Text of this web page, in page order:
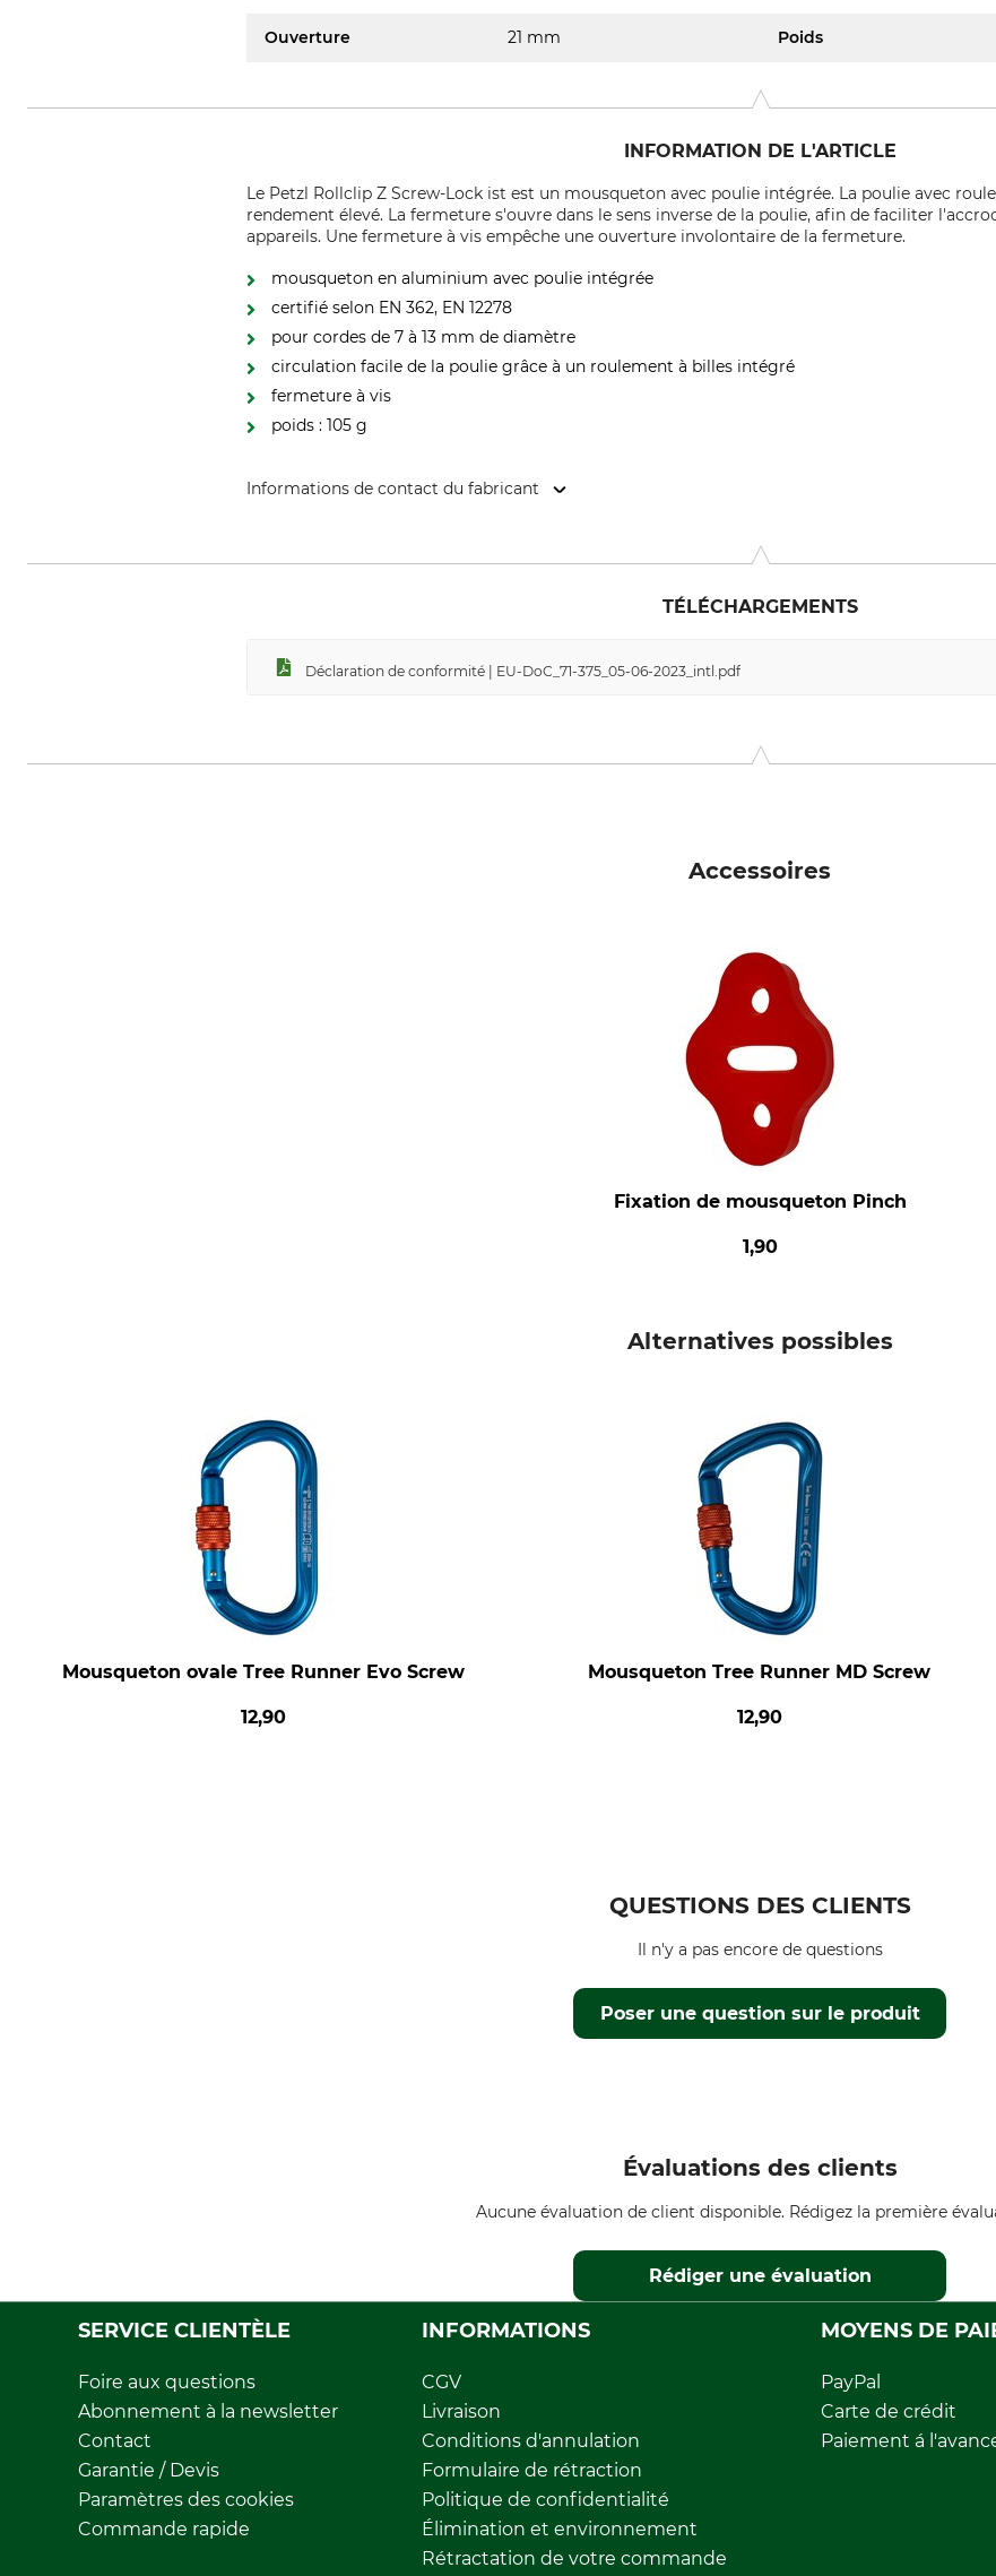
Ouverture 21 mm Poids
INFORMATION DE L'ARTICLE
Le Petzl Rollclip Z Screw-Lock ist est un mousqueton avec poulie intégrée. La poulie avec
rendement élevé. La fermeture s'ouvre dans le sens inverse de la poulie, afin de faciliter
appareils. Une fermeture à vis empêche une ouverture involontaire de la fermeture.
mousqueton en aluminium avec poulie intégrée
certifié selon EN 362, EN 12278
pour cordes de 7 à 13 mm de diamètre
circulation facile de la poulie grâce à un roulement à billes intégré
fermeture à vis
poids : 105 g
Informations de contact du fabricant
TÉLÉCHARGEMENTS
Déclaration de conformité | EU-DoC_71-375_05-06-2023_intl.pdf
Accessoires
Fixation de mousqueton Pinch
1,90
Alternatives possibles
Mousqueton ovale Tree Runner Evo Screw
12,90
Mousqueton Tree Runner MD Screw
12,90
QUESTIONS DES CLIENTS
Poser une question sur le produit
Il n'y a pas encore de questions
Évaluations des clients
Aucune évaluation de client disponible. Rédigez la première
Rédiger une évaluation
SERVICE CLIENTÈLE
Foire aux questions
Abonnement à la newsletter
Contact
Garantie / Devis
Paramètres des cookies
Commande rapide
INFORMATIONS
CGV
Livraison
Conditions d'annulation
Formulaire de rétraction
Politique de confidentialité
Élimination et environnement
Rétractation de votre commande
MOYENS DE
PayPal
Carte de crédit
Paiement á